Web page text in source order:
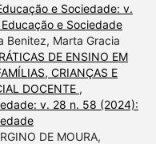
e Sociedade: v.
e Sociedade
Benitez, Marta Gracia
DE ENSINO EM
CRIANÇAS E
DOCENTE ,
v. 28 n. 58 (2024):
DE MOURA,